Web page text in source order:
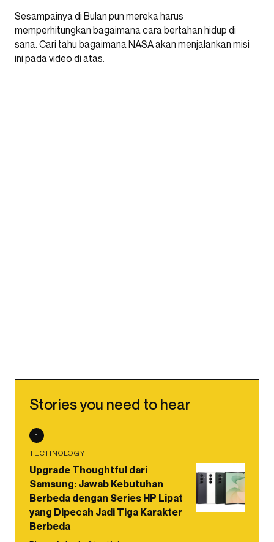
Sesampainya di Bulan pun mereka harus
memperhitungkan bagaimana cara bertahan hidup di
sana. Cari tahu bagaimana NASA akan menjalankan misi
ini pada video di atas.
Stories you need to hear
1
TECHNOLOGY
Upgrade Thoughtful dari
Samsung: Jawab Kebutuhan
Berbeda dengan Series HP Lipat
yang Dipecah Jadi Tiga Karakter
Berbeda